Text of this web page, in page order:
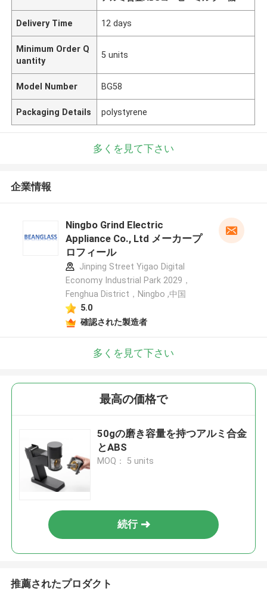
Delivery Time 12 days
Minimum Order Q
uantity
5 units
Model Number BG58
Packaging Details polystyrene
多くを見て下さい
企業情報
Ningbo Grind Electric
Appliance Co., Ltd メーカープ
ロフィール
Jinping Street Yigao Digital
Economy Industrial Park 2029，
Fenghua District，Ningbo ,中国
5.0
確認された製造者
多くを見て下さい
最高の価格で
50gの磨き容量を持つアルミ合金
とABS
MOQ： 5 units
続行
推薦されたプロダクト